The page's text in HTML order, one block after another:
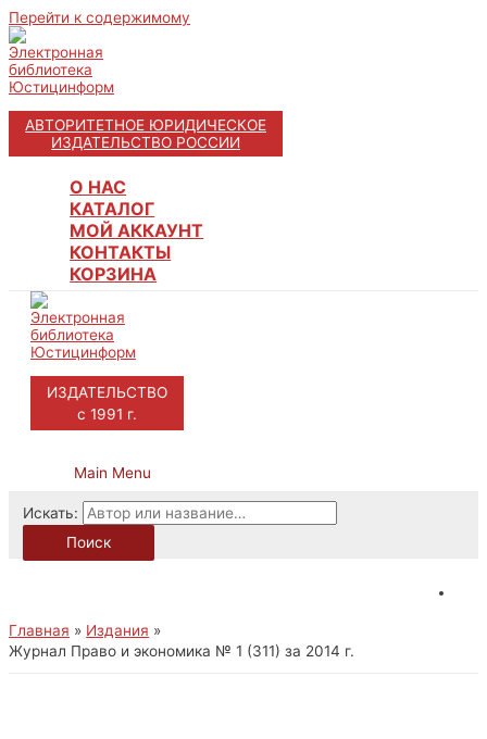
Перейти к содержимому
АВТОРИТЕТНОЕ ЮРИДИЧЕСКОЕ
ИЗДАТЕЛЬСТВО РОССИИ
О НАС
КАТАЛОГ
МОЙ АККАУНТ
КОНТАКТЫ
КОРЗИНА
ИЗДАТЕЛЬСТВО
с 1991 г.
Main Menu
Искать:
Поиск
Главная
Издания
Журнал Право и экономика № 1 (311) за 2014 г.